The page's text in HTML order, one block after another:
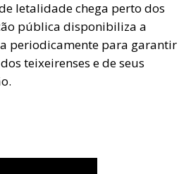
letalidade chega perto dos
pública disponibiliza a
periodicamente para garantir
teixeirenses e de seus